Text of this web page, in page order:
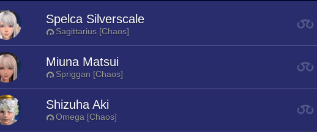
Spelca Silverscale
Sagittarius [Chaos]
Miuna Matsui
Spriggan [Chaos]
Shizuha Aki
Omega [Chaos]